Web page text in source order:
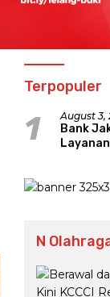
Terpopuler
1 August 3,
Bank
N